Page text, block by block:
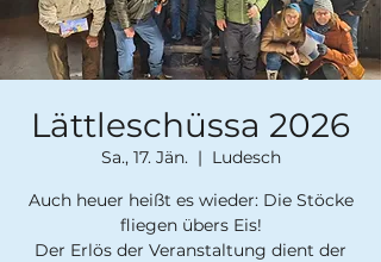
Lättleschüssa 2026
Sa., 17. Jän.
  |
Ludesch
Auch heuer heißt es wieder: Die Stöcke
fliegen übers Eis!
Der Erlös der Veranstaltung dient der